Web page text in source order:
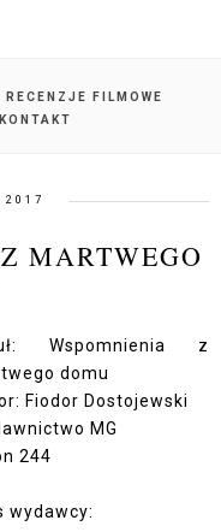
RECENZJE FILMOWE
KONTAKT
MARTWEGO
Wspomnienia z
domu
Fiodor Dostojewski
MG
244
wydawcy: